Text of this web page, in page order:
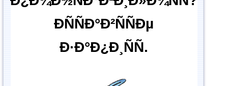
ÐÑÑÐ°Ð²ÑÑÐµ
Ð·Ð°Ð¿Ð¸ÑÑ.